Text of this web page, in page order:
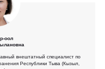
оол
внештатный специалист по
Республики Тыва (Кызыл,